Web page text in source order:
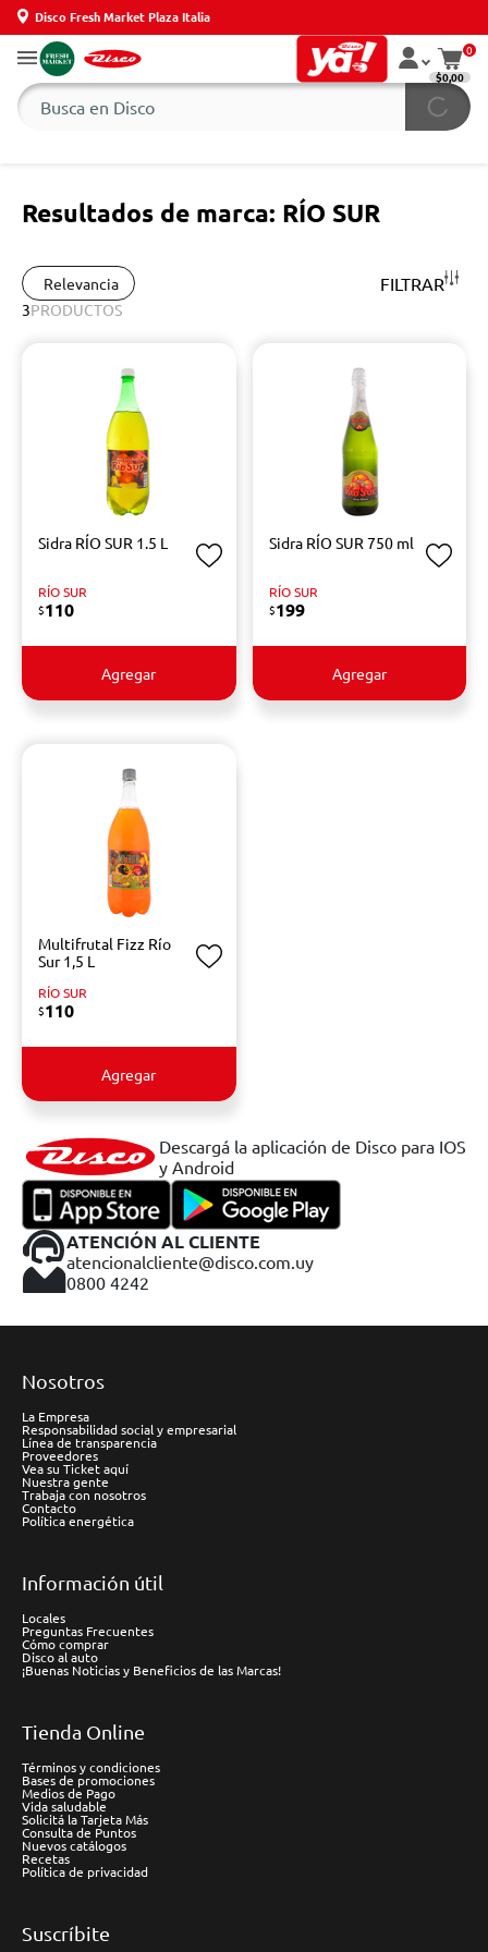
Disco Fresh Market Plaza Italia
0
$0,00
Resultados de marca: RÍO SUR
Relevancia FILTRAR
3PRODUCTOS
Sidra RÍO SUR 1.5 L
RÍO SUR
$110
Agregar
Sidra RÍO SUR 750 ml
RÍO SUR
$199
Agregar
Multifrutal Fizz Río
Sur 1,5 L
RÍO SUR
$110
Agregar
Descargá la aplicación de Disco para IOS
y Android
ATENCIÓN AL CLIENTE
atencionalcliente@disco.com.uy
0800 4242
Nosotros
La Empresa
Responsabilidad social y empresarial
Línea de transparencia
Proveedores
Vea su Ticket aquí
Nuestra gente
Trabaja con nosotros
Contacto
Política energética
Información útil
Locales
Preguntas Frecuentes
Cómo comprar
Disco al auto
¡Buenas Noticias y Beneficios de las Marcas!
Tienda Online
Términos y condiciones
Bases de promociones
Medios de Pago
Vida saludable
Solicitá la Tarjeta Más
Consulta de Puntos
Nuevos catálogos
Recetas
Política de privacidad
Suscríbite